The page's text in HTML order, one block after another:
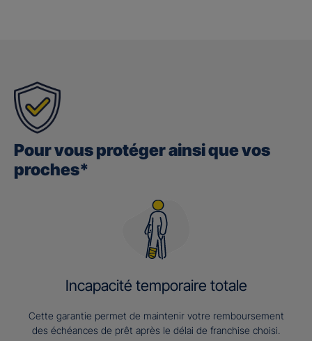
Pour vous protéger ainsi que vos
proches*
Incapacité temporaire totale
Cette garantie permet de maintenir votre remboursement
des échéances de prêt après le délai de franchise choisi.